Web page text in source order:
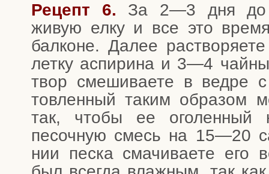
Рецепт 6. За 2—3 дня до
живую елку и все это
бал­коне. Далее
лет­ку аспи­ри­на и 3—4
твор сме­ши­ва­е­те в вед­ре
тов­лен­ный таким обра­зом
так, что­бы ее ого­лен­ный
песоч­ную смесь на 15—20
нии пес­ка сма­чи­ва­е­те его